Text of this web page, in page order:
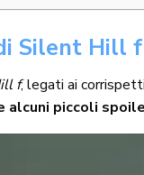
Silent Hill f
f, legati ai
piccoli